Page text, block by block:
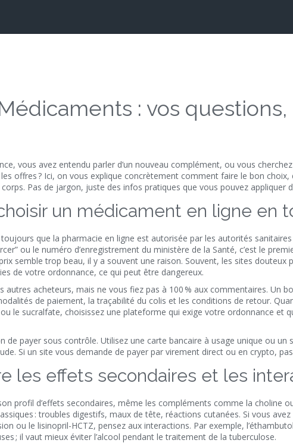
: vos
vous avez entendu parler d’un nouveau complément, ou vous
offres ? Ici, on vous explique concrètement comment faire le bon
Pas de jargon, juste des infos pratiques que vous pouvez appliquer
un médicament en ligne en
que la pharmacie en ligne est autorisée par les autorités
ou le numéro d’enregistrement du ministère de la Santé, c’est le
semble trop beau, il y a souvent une raison. Souvent, les sites douteux
de votre ordonnance, ce qui peut être dangereux.
autres acheteurs, mais ne vous fiez pas à 100 % aux commentaires. Un
de paiement, la traçabilité du colis et les conditions de retour.
le sucralfate, choisissez une plateforme qui exige votre ordonnance et
de payer sous contrôle. Utilisez une carte bancaire à usage unique ou un
Si un site vous demande de payer par virement direct ou en crypto,
les effets secondaires et les
profil d’effets secondaires, même les compléments comme la choline
: troubles digestifs, maux de tête, réactions cutanées. Si vous
ou le lisinopril-HCTZ, pensez aux interactions. Par exemple,
; il vaut mieux éviter l’alcool pendant le traitement de la tuberculose.